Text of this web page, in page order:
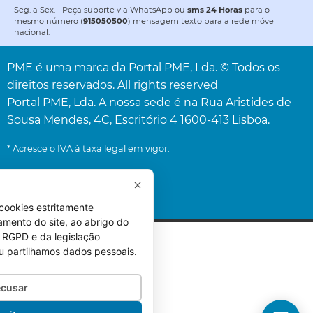
Seg. a Sex. - Peça suporte via WhatsApp ou sms 24 Horas para o
mesmo número (915050500) mensagem texto para a rede móvel
nacional.
PME é uma marca da Portal PME, Lda. © Todos os
direitos reservados. All rights reserved
Portal PME, Lda. A nossa sede é na Rua Aristides de
Sousa Mendes, 4C, Escritório 4 1600-413 Lisboa.
* Acresce o IVA à taxa legal em vigor.
estritamente
do site, ao abrigo do
e da legislação
partilhamos dados pessoais.